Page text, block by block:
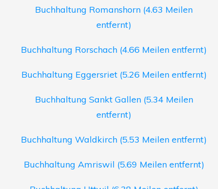
Buchhaltung Romanshorn (4.63 Meilen
entfernt)
Buchhaltung Rorschach (4.66 Meilen entfernt)
Buchhaltung Eggersriet (5.26 Meilen entfernt)
Buchhaltung Sankt Gallen (5.34 Meilen
entfernt)
Buchhaltung Waldkirch (5.53 Meilen entfernt)
Buchhaltung Amriswil (5.69 Meilen entfernt)